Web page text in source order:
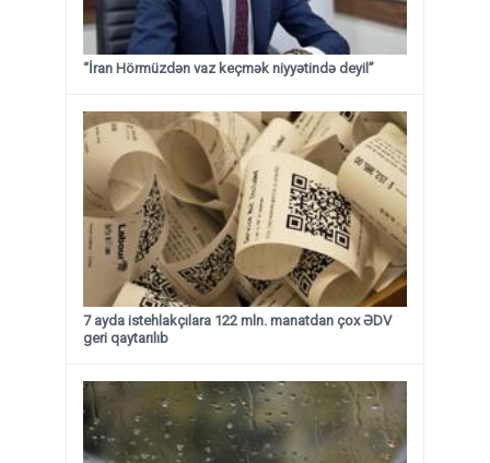
“İran Hörmüzdən vaz keçmək niyyətində deyil”
7 ayda istehlakçılara 122 mln. manatdan çox ƏDV
geri qaytarılıb